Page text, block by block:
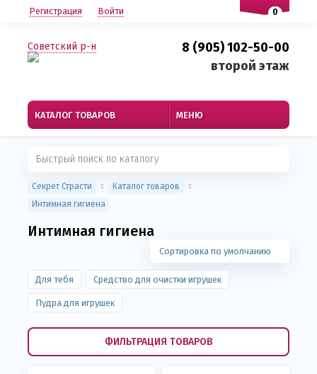
8 (905) 102-50-00
второй этаж
Советский р-н
Регистрация Войти
КАТАЛОГ ТОВАРОВ МЕНЮ
Секрет Страсти
Каталог товаров
Интимная гигиена
Интимная гигиена
Сортировка по умолчанию
Для тебя Средство для очистки игрушек
Пудра для игрушек
ФИЛЬТРАЦИЯ ТОВАРОВ
0